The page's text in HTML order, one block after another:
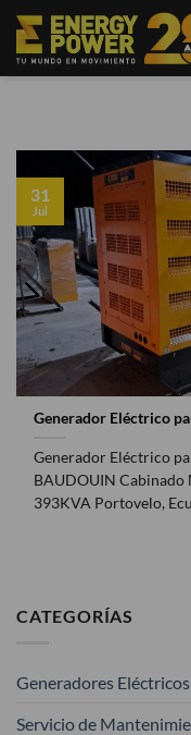
Saltar
contenido
Generador Eléctrico
Generador Eléctrico
BAUDOUIN Cabinado
393KVA Portovelo,
31
Jul
CATEGORÍAS
Generadores Eléctricos
Servicio de